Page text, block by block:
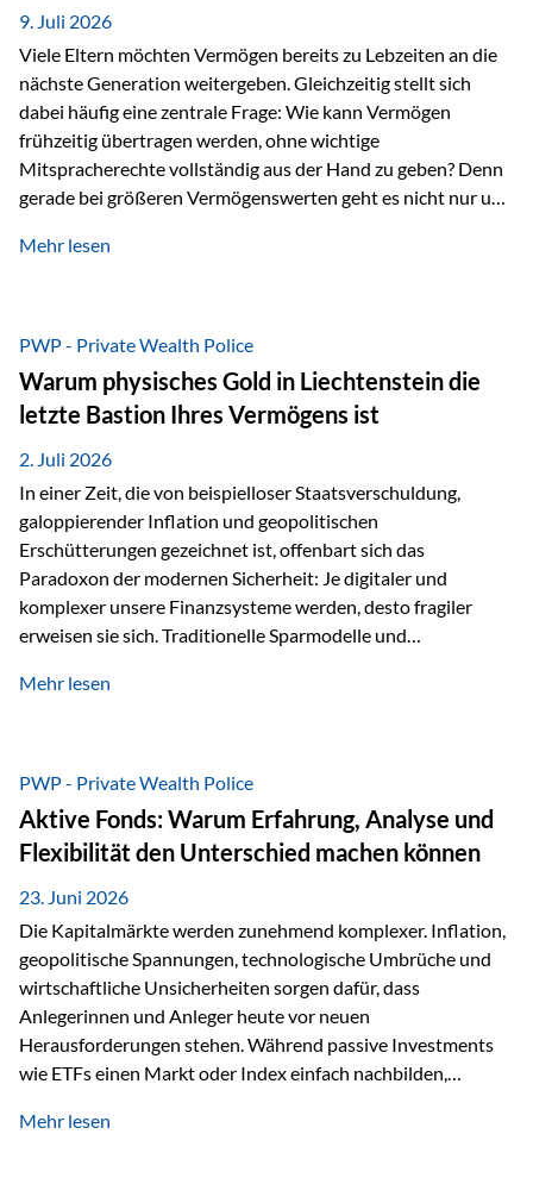
Ein…
9. Juli 2026
Viele Eltern möchten Vermögen bereits zu Lebzeiten an die
nächste Generation weitergeben. Gleichzeitig stellt sich
dabei häufig eine zentrale Frage: Wie kann Vermögen
frühzeitig übertragen werden, ohne wichtige
Mitspracherechte vollständig aus der Hand zu geben? Denn
gerade bei größeren Vermögenswerten geht es nicht nur um
sicherzustellen, dass das Vermögen langfristig erhalten
folgende Situation vor: Ein Vater schenkt seiner Tochter
einen Teil seines Vermögens. Einige Jahre später möchte die
Tochter das Geld kurzfristig verwenden, um…
Mehr lesen
PWP - Private Wealth Police
Warum physisches Gold in Liechtenstein die
letzte Bastion Ihres Vermögens ist
2. Juli 2026
In einer Zeit, die von beispielloser Staatsverschuldung,
galoppierender Inflation und geopolitischen
Erschütterungen gezeichnet ist, offenbart sich das
Paradoxon der modernen Sicherheit: Je digitaler und
komplexer unsere Finanzsysteme werden, desto fragiler
erweisen sie sich. Traditionelle Sparmodelle und
unumstößlich galten, versagen angesichts der expansiven
Nostalgie dar, sondern ist die modernste und strategisch
klügste Antwort auf globale Instabilität. Physische Werte
und der richtige Rechtsstandort sind heute keine bloße
Option mehr, sondern eine strategische Notwendigkeit. 1.
Der massive Aufwand hinter einem winzigen…
Mehr lesen
PWP - Private Wealth Police
Aktive Fonds: Warum Erfahrung, Analyse und
Flexibilität den Unterschied machen können
23. Juni 2026
Die Kapitalmärkte werden zunehmend komplexer. Inflation,
geopolitische Spannungen, technologische Umbrüche und
wirtschaftliche Unsicherheiten sorgen dafür, dass
Anlegerinnen und Anleger heute vor neuen
Herausforderungen stehen. Während passive Investments
wie ETFs einen Markt oder Index einfach nachbilden,
setzen auf die Expertise erfahrener Fondsmanager, die
Mehr lesen